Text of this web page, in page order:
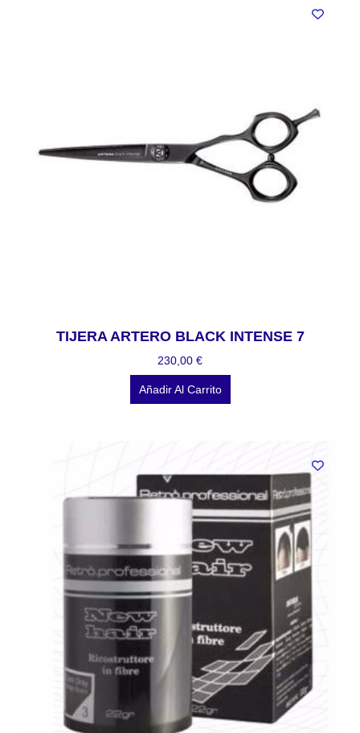
TIJERA ARTERO BLACK INTENSE 7
230,00 €
Añadir Al Carrito